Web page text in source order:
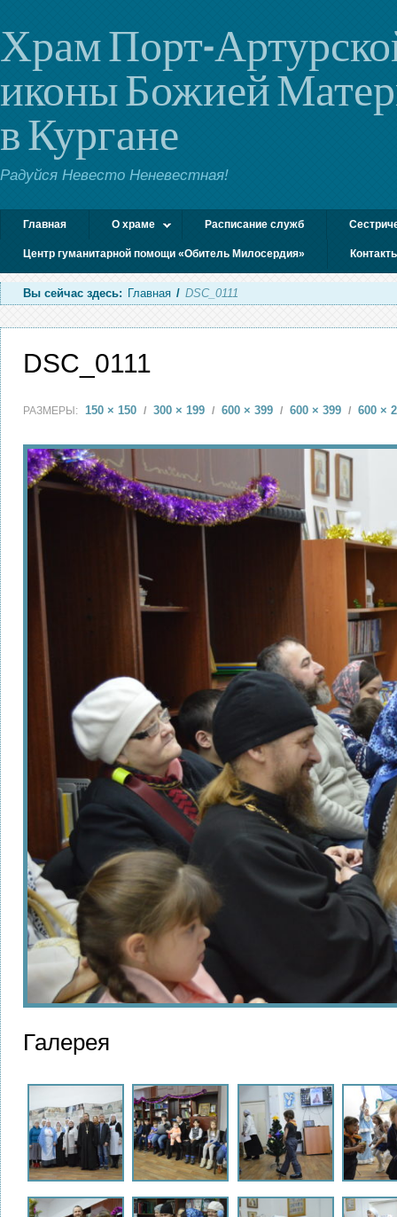
Храм Порт-
иконы Божией
в Кургане
Радуйся Невесто Неневестная!
Главная О храме Расписание служб
Центр гуманитарной помощи «Обитель Милосердия»
Вы сейчас здесь: Главная / DSC_0111
DSC_0111
РАЗМЕРЫ: 150 × 150 / 300 × 199 / 600 × 399 / 600 × 399 / 600 ×
Галерея